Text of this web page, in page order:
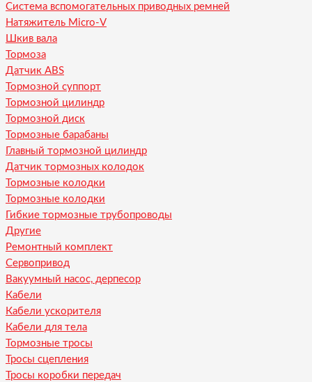
Система вспомогательных приводных ремней
Натяжитель Micro-V
Шкив вала
Тормоза
Датчик ABS
Тормозной суппорт
Тормозной цилиндр
Тормозной диск
Тормозные барабаны
Главный тормозной цилиндр
Датчик тормозных колодок
Тормозные колодки
Тормозные колодки
Гибкие тормозные трубопроводы
Другие
Ремонтный комплект
Сервопривод
Вакуумный насос, дерпесор
Кабели
Кабели ускорителя
Кабели для тела
Тормозные тросы
Тросы сцепления
Тросы коробки передач